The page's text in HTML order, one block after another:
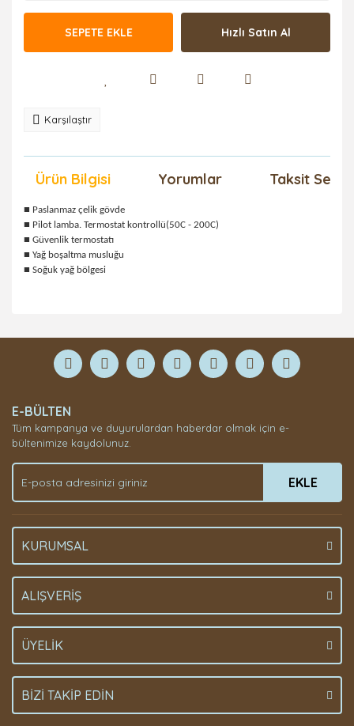
SEPETE EKLE Hızlı Satın Al
Karşılaştır
Ürün Bilgisi Yorumlar Taksit
■ Paslanmaz çelik gövde
■ Pilot lamba. Termostat kontrollü(50C - 200C)
■ Güvenlik termostatı
■ Yağ boşaltma musluğu
■ Soğuk yağ bölgesi
Yorum Yaz
E-BÜLTEN
Tüm kampanya ve duyurulardan haberdar olmak için e-
bültenimize kaydolunuz.
EKLE
KURUMSAL
ALIŞVERİŞ
ÜYELİK
BİZİ TAKİP EDİN